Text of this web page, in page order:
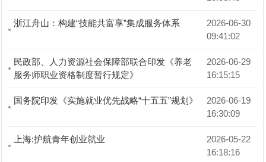
浙江舟山：构建“技能共富享”集成服务体系
2026-06-30
09:41:02
民政部、人力资源社会保障部联合印发《养老
服务师职业资格制度暂行规定》
2026-06-29
16:15:15
国务院印发《实施就业优先战略“十五五”规划》
2026-06-19
16:30:09
上海:护航青年创业就业
2026-05-22
16:18:16